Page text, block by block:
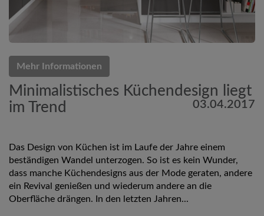
Mehr Informationen
Minimalistisches Küchendesign liegt
im Trend
03.04.2017
Das Design von Küchen ist im Laufe der Jahre einem
beständigen Wandel unterzogen. So ist es kein Wunder,
dass manche Küchendesigns aus der Mode geraten, andere
ein Revival genießen und wiederum andere an die
Oberfläche drängen. In den letzten Jahren...